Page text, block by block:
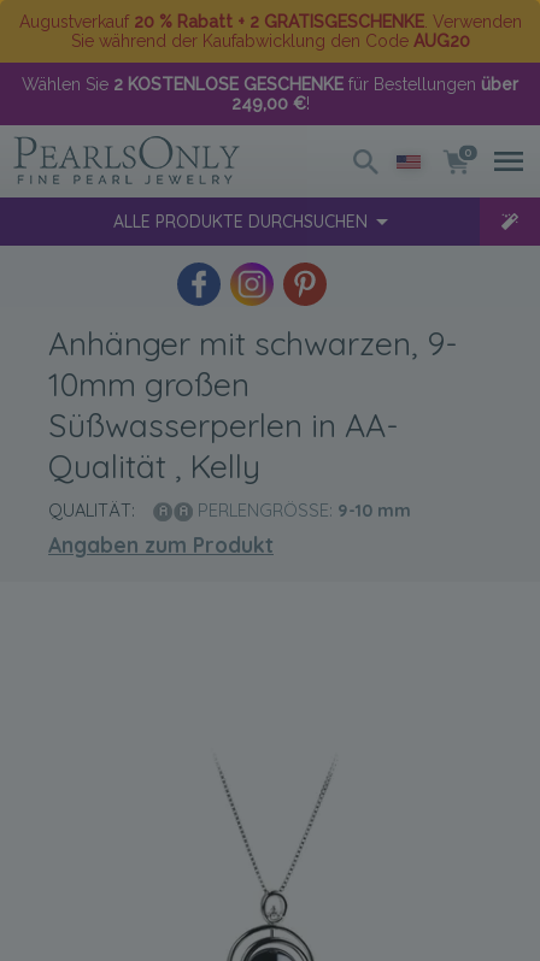
Augustverkauf 20 % Rabatt + 2 GRATISGESCHENKE. Verwenden
Sie während der Kaufabwicklung den Code AUG20
Wählen Sie 2 KOSTENLOSE GESCHENKE für Bestellungen über
249,00 €!
0
ALLE PRODUKTE DURCHSUCHEN
Anhänger mit schwarzen, 9-
10mm großen
Süßwasserperlen in AA-
Qualität , Kelly
QUALITÄT: PERLENGRÖSSE: 9-10 mm
Angaben zum Produkt